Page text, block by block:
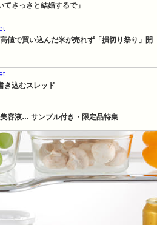
さっさと結婚するで」
値で買い込んだ米が売れず「損切り祭り」開
き込むスレッド
容液… サンプル付き・限定品特集